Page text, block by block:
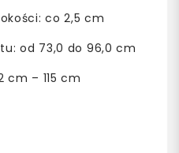
co 2,5 cm
od 73,0 do 96,0 cm
cm – 115 cm